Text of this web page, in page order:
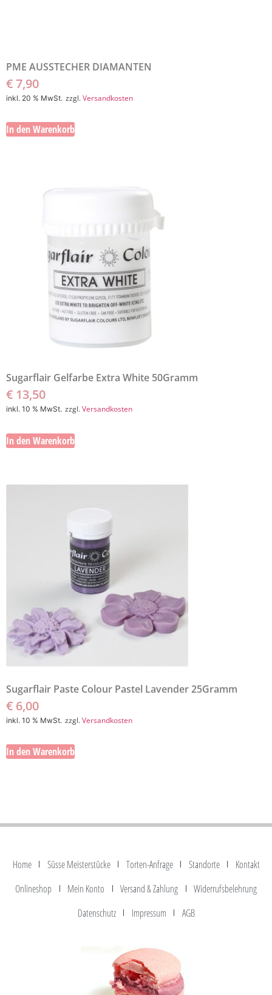
PME AUSSTECHER DIAMANTEN
€7,90
inkl. 20 % MwSt. zzgl.Versandkosten
In den Warenkorb
Sugarflair Gelfarbe Extra White 50Gramm
€ 13,50
inkl. 10 % MwSt. zzgl.Versandkosten
In den Warenkorb
Sugarflair Paste Colour Pastel Lavender 25Gramm
€ 6,00
inkl. 10 % MwSt. zzgl.Versandkosten
In den Warenkorb
Home Süsse Meisterstücke Torten-Anfrage Standorte
Kontakt
Onlineshop
Mein Konto Versand & Zahlung
Widerrufsbelehrung
Datenschutz
Impressum AGB